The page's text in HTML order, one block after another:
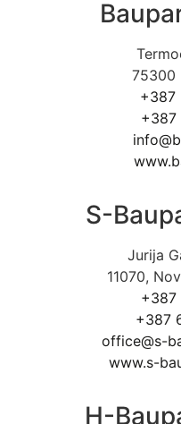
75300
+387
+387
S-
Jurija
11070,
+387
+387
office@s-
www.s-
H-